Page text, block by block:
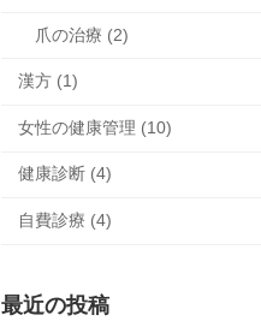
爪の治療 (2)
漢方 (1)
女性の健康管理 (10)
健康診断 (4)
自費診療 (4)
最近の投稿